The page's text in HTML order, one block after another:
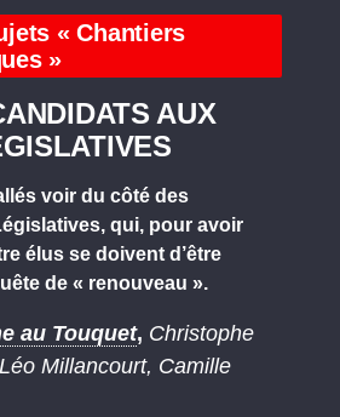
« Chantiers
»
AUX
voir du côté des
qui, pour avoir
élus se doivent d’être
de « renouveau ».
au Touquet, Christophe
Millancourt, Camille